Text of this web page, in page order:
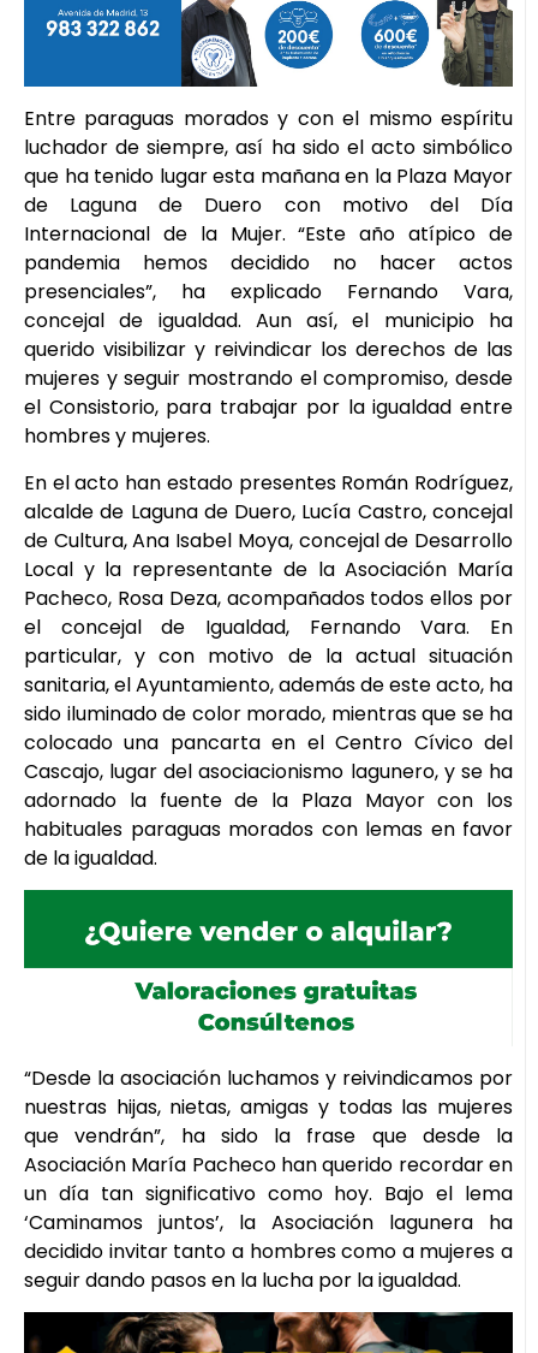
Entre paraguas morados y con el mismo espíritu
luchador de siempre, así ha sido el acto simbólico
que ha tenido lugar esta mañana en la Plaza Mayor
de Laguna de Duero con motivo del Día
Internacional de la Mujer. “Este año atípico de
pandemia hemos decidido no hacer actos
presenciales”, ha explicado Fernando Vara,
concejal de igualdad. Aun así, el municipio ha
querido visibilizar y reivindicar los derechos de las
mujeres y seguir mostrando el compromiso, desde
el Consistorio, para trabajar por la igualdad entre
hombres y mujeres.
En el acto han estado presentes Román Rodríguez,
alcalde de Laguna de Duero, Lucía Castro, concejal
de Cultura, Ana Isabel Moya, concejal de Desarrollo
Local y la representante de la Asociación María
Pacheco, Rosa Deza, acompañados todos ellos por
el concejal de Igualdad, Fernando Vara. En
particular, y con motivo de la actual situación
sanitaria, el Ayuntamiento, además de este acto, ha
sido iluminado de color morado, mientras que se ha
colocado una pancarta en el Centro Cívico del
Cascajo, lugar del asociacionismo lagunero, y se ha
adornado la fuente de la Plaza Mayor con los
habituales paraguas morados con lemas en favor
de la igualdad.
“Desde la asociación luchamos y reivindicamos por
nuestras hijas, nietas, amigas y todas las mujeres
que vendrán”, ha sido la frase que desde la
Asociación María Pacheco han querido recordar en
un día tan significativo como hoy. Bajo el lema
‘Caminamos juntos’, la Asociación lagunera ha
decidido invitar tanto a hombres como a mujeres a
seguir dando pasos en la lucha por la igualdad.